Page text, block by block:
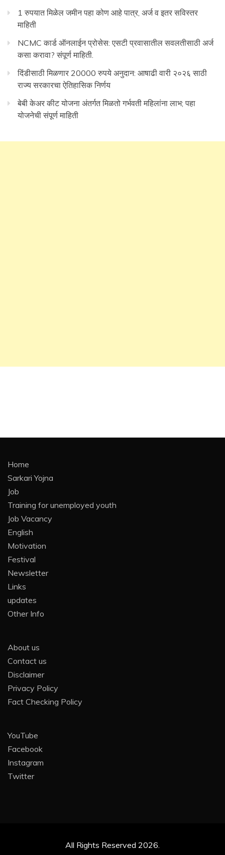
1 रुपयात मिळेल जमीन पहा कोण आहे पात्र, अर्ज व इतर सविस्तर
माहिती
NCMC कार्ड ऑनलाईन प्रोसेस: एसटी प्रवासातील सवलतीसाठी अर्ज
कसा करावा? संपूर्ण माहिती.
दिंडीसाठी मिळणार 20000 रुपये अनुदान: आषाढी वारी २०२६ साठी
राज्य सरकारचा ऐतिहासिक निर्णय
बेबी केअर कीट योजना अंतर्गत मिळतो गर्भवती महिलांना लाभ; पहा
योजनेची संपूर्ण माहिती
Home
Sarkari Yojna
Job
Training for unemployed youth
Job Vacancy
English
Motivation
Festival
Newsletter
Links
updates
Other Info
About us
Contact us
Disclaimer
Privacy Policy
Fact Checking Policy
YouTube
Facebook
Instagram
Twitter
All Rights Reserved 2026.